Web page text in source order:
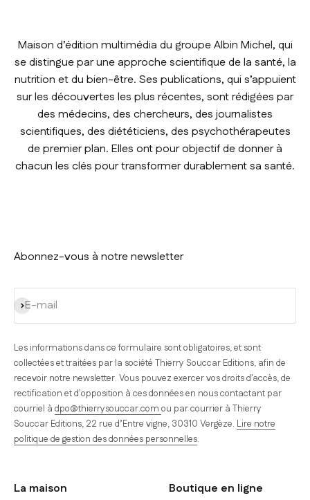
Maison d’édition multimédia du groupe Albin Michel, qui
se distingue par une approche scientifique de la santé, la
nutrition et du bien-être. Ses publications, qui s’appuient
sur les découvertes les plus récentes, sont rédigées par
des médecins, des chercheurs, des journalistes
scientifiques, des diététiciens, des psychothérapeutes
de premier plan. Elles ont pour objectif de donner à
chacun les clés pour transformer durablement sa santé.
Abonnez-vous à notre newsletter
E-mail
S'inscrire
Les informations dans ce formulaire sont obligatoires, et sont
collectées et traitées par la société Thierry Souccar Editions, afin de
recevoir notre newsletter. Vous pouvez exercer vos droits d'accès, de
rectification et d'opposition à ces données en nous contactant par
courriel à dpo@thierrysouccar.com ou par courrier à Thierry
Souccar Editions, 22 rue d’Entre vigne, 30310 Vergèze. Lire notre
politique de gestion des données personnelles.
La maison Boutique en ligne